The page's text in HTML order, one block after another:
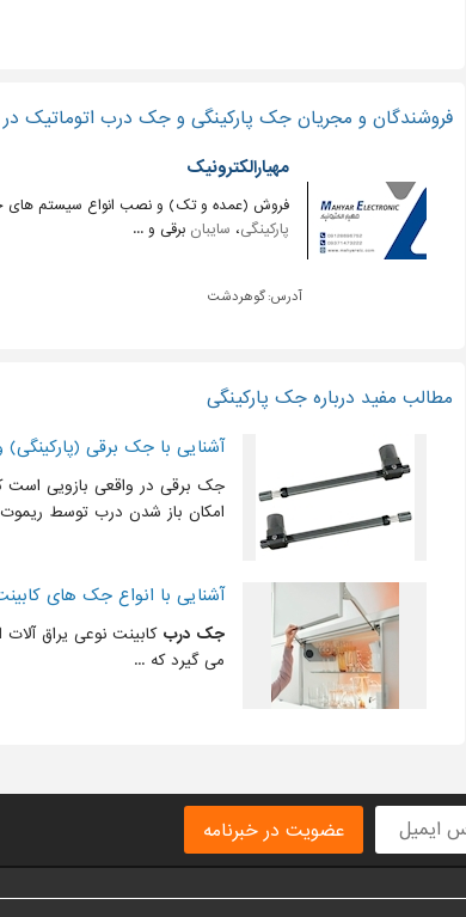
فروشندگان و مجریان جک پارکینگی و جک درب اتوماتیک در
مهیارالکترونیک
فروش (عمده و تک) و نصب انواع سیستم های
پارکینگی، سایبان برقی و ...
آدرس:گوهردشت
مطالب مفید درباره جک پارکینگی
آشنایی با جک برقی
جک برقی در واقعی بازویی
امکان باز شدن درب توسط ریموت
آشنایی با انواع جک های
جک درب کابینت نوعی یراق
می گیرد که ...
عضویت در خبرنامه